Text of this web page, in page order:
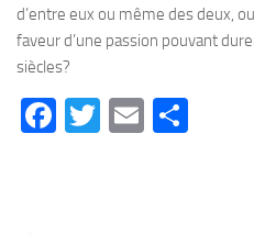
d’entre eux ou même des deux,
faveur d’une passion pouvant
siècles?
Facebook
Twitter
Email